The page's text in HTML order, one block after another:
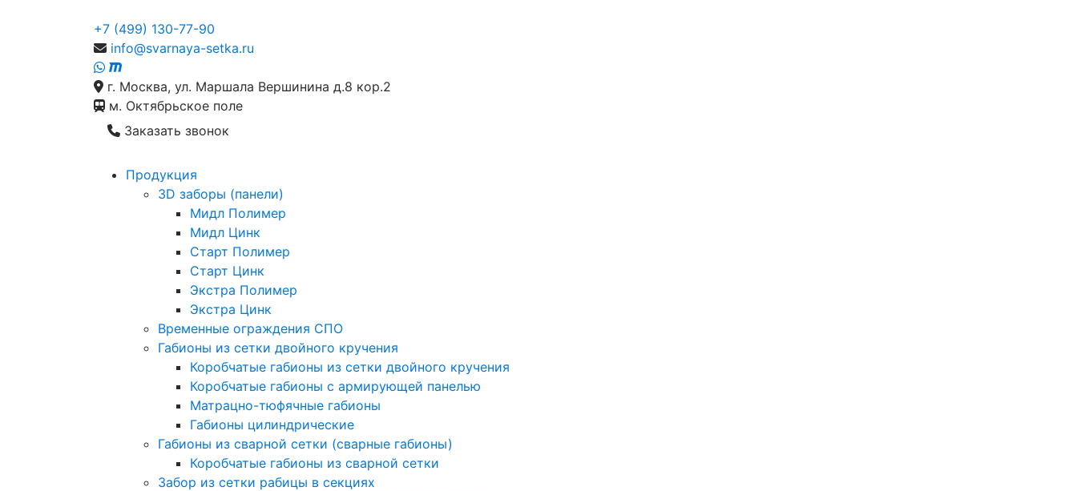
+7 (499) 130-77-90
info@svarnaya-setka.ru
г. Москва, ул. Маршала Вершинина д.8 кор.2
м. Октябрьское поле
Заказать звонок
Продукция
3D заборы (панели)
Мидл Полимер
Мидл Цинк
Старт Полимер
Старт Цинк
Экстра Полимер
Экстра Цинк
Временные ограждения СПО
Габионы из сетки двойного кручения
Коробчатые габионы из сетки двойного кручения
Коробчатые габионы с армирующей панелью
Матрацно-тюфячные габионы
Габионы цилиндрические
Габионы из сварной сетки (сварные габионы)
Коробчатые габионы из сварной сетки
Забор из сетки рабицы в секциях